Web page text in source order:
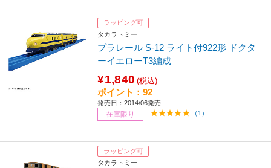
ラッピング可
タカラトミー
プラレール S-12 ライト付922形 ドクタ
ーイエローT3編成
¥1,840 (税込)
ポイント：92
発売日：2014/06発売
在庫限り （1）
ラッピング可
タカラトミー